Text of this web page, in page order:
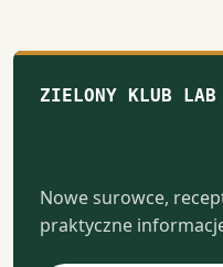
ZIELONY KLUB LAB
Nowe surowce,
praktyczne